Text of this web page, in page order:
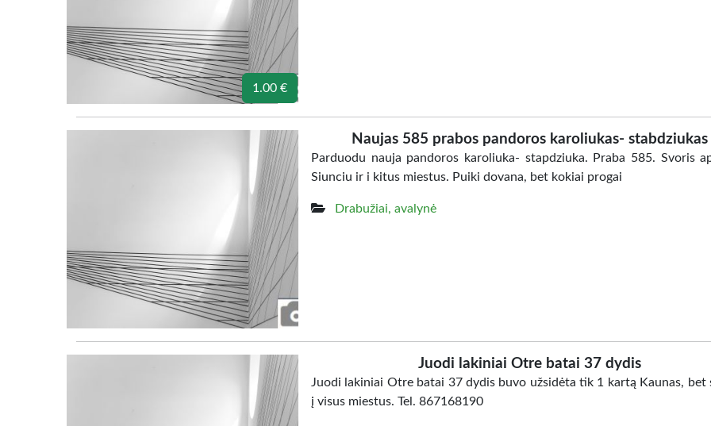
1.00 €
Naujas 585 prabos pandoros karoliukas- stabdziukas
Parduodu nauja pandoros karoliuka- stapdziuka. Praba 585. Svoris
Siunciu ir i kitus miestus. Puiki dovana, bet kokiai progai
Drabužiai, avalynė
Juodi lakiniai Otre batai 37 dydis
Juodi lakiniai Otre batai 37 dydis buvo užsidėta tik 1 kartą Kaunas, bet
į visus miestus. Tel. 867168190